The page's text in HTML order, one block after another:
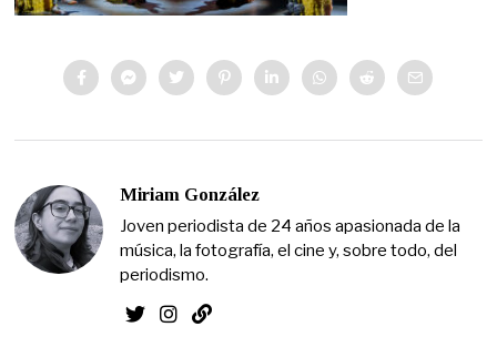
Miriam González
Joven periodista de 24 años apasionada de la
música, la fotografía, el cine y, sobre todo, del
periodismo.